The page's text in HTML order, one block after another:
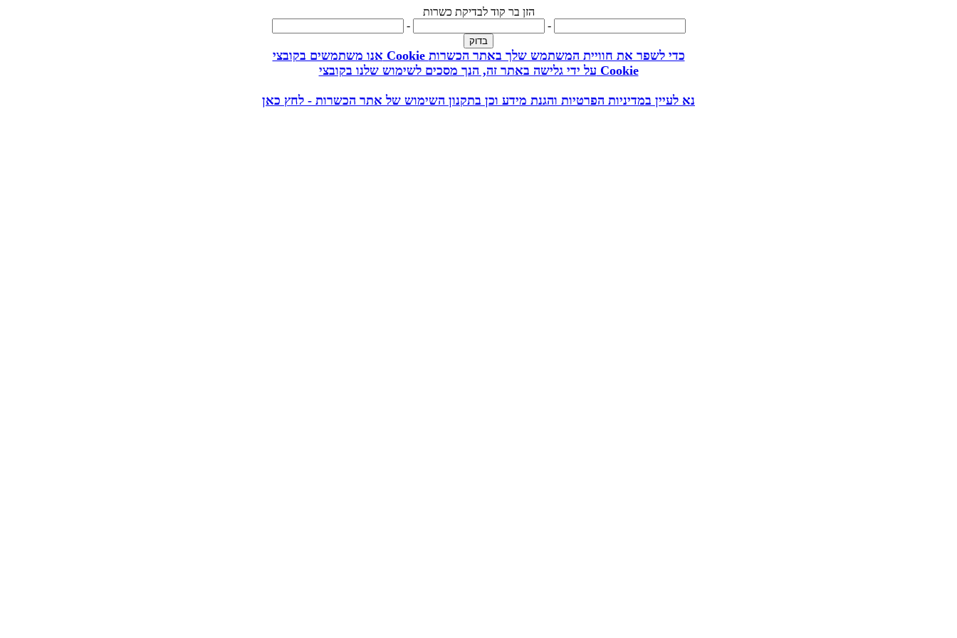
הזן בר קוד לבדיקת כשרות
-
-
אנו משתמשים בקובצי Cookie כדי לשפר את חוויית המשתמש שלך באתר הכשרות
על ידי גלישה באתר זה, הנך מסכים לשימוש שלנו בקובצי Cookie
נא לעיין במדיניות הפרטיות והגנת מידע וכן בתקנון השימוש של אתר הכשרות - לחץ כאן